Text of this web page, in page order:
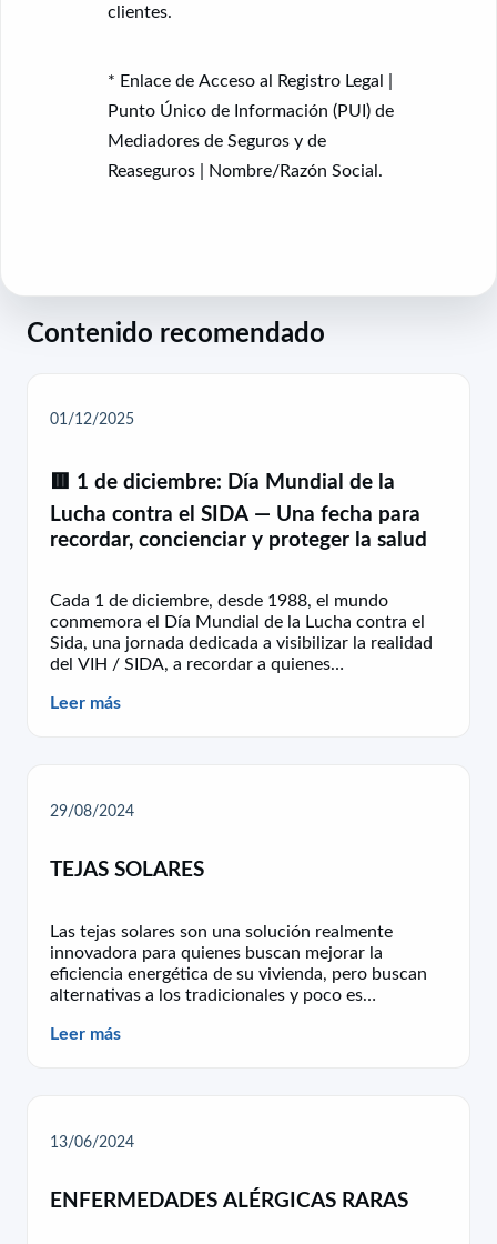
clientes.
* Enlace de Acceso al Registro Legal
Punto Único de Información (PUI) de
Mediadores de Seguros y de
Reaseguros | Nombre/Razón Social.
Contenido recomendado
01/12/2025
🟥 1 de diciembre: Día Mundial de la
Lucha contra el SIDA — Una fecha para
recordar, concienciar y proteger la salud
Cada 1 de diciembre, desde 1988, el mundo
conmemora el Día Mundial de la Lucha contra el
Sida, una jornada dedicada a visibilizar la realidad
del VIH / SIDA, a recordar a quienes…
Leer más
29/08/2024
TEJAS SOLARES
Las tejas solares son una solución realmente
innovadora para quienes buscan mejorar la
eficiencia energética de su vivienda, pero buscan
alternativas a los tradicionales y poco es…
Leer más
13/06/2024
ENFERMEDADES ALÉRGICAS RARAS